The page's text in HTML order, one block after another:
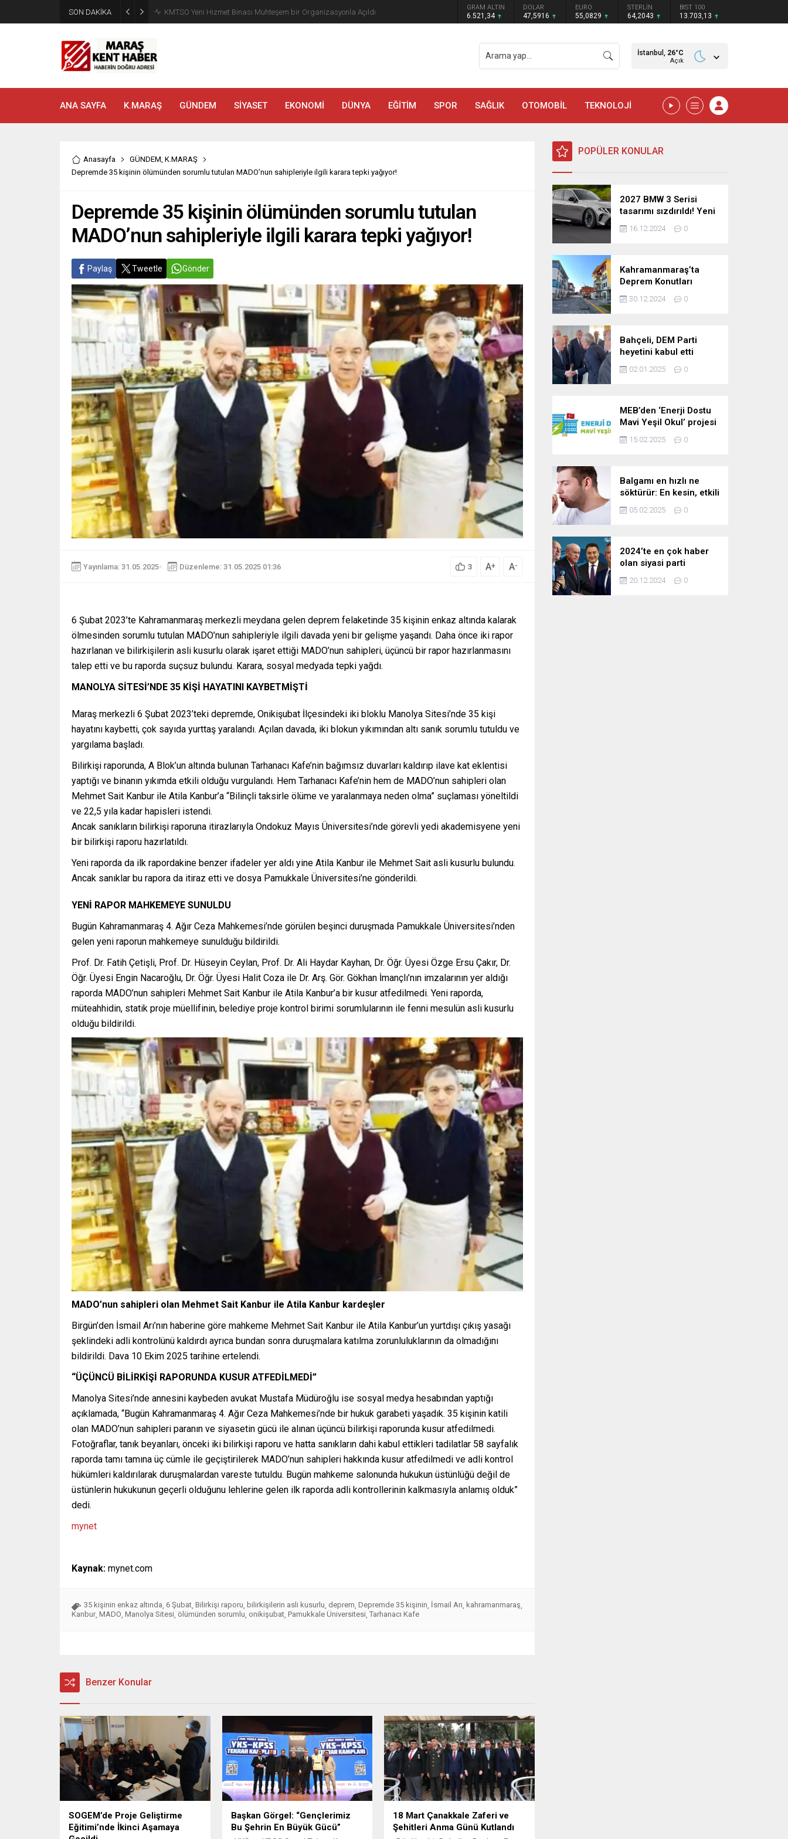
SON DAKİKA Madrigal, Perşembe Günü KAFUM’da Sahne Alacak GRAM ALTIN
6.521,34
DOLAR
47,5916
EURO
55,0829
STERLİN
64,2043
BIST 100
13.703,13
İstanbul, 26°C
Açık
ANA SAYFA K.MARAŞ GÜNDEM SİYASET EKONOMİ DÜNYA EĞİTİM SPOR SAĞLIK OTOMOBİL TEKNOLOJİ
Anasayfa GÜNDEM, K.MARAŞ
Depremde 35 kişinin ölümünden sorumlu tutulan MADO’nun sahipleriyle ilgili karara tepki yağıyor!
Depremde 35 kişinin ölümünden sorumlu tutulan
MADO’nun sahipleriyle ilgili karara tepki yağıyor!
Paylaş Tweetle Gönder
Yayınlama: 31.05.2025 Düzenleme: 31.05.2025 01:36 3 A+ A-
6 Şubat 2023’te Kahramanmaraş merkezli meydana gelen deprem felaketinde 35 kişinin enkaz altında kalarak
ölmesinden sorumlu tutulan MADO’nun sahipleriyle ilgili davada yeni bir gelişme yaşandı. Daha önce iki rapor
hazırlanan ve bilirkişilerin asli kusurlu olarak işaret ettiği MADO’nun sahipleri, üçüncü bir rapor hazırlanmasını
talep etti ve bu raporda suçsuz bulundu. Karara, sosyal medyada tepki yağdı.
MANOLYA SİTESİ’NDE 35 KİŞİ HAYATINI KAYBETMİŞTİ
Maraş merkezli 6 Şubat 2023’teki depremde, Onikişubat İlçesindeki iki bloklu Manolya Sitesi’nde 35 kişi
hayatını kaybetti, çok sayıda yurttaş yaralandı. Açılan davada, iki blokun yıkımından altı sanık sorumlu tutuldu ve
yargılama başladı.
Bilirkişi raporunda, A Blok’un altında bulunan Tarhanacı Kafe’nin bağımsız duvarları kaldırıp ilave kat eklentisi
yaptığı ve binanın yıkımda etkili olduğu vurgulandı. Hem Tarhanacı Kafe’nin hem de MADO’nun sahipleri olan
Mehmet Sait Kanbur ile Atila Kanbur’a “Bilinçli taksirle ölüme ve yaralanmaya neden olma” suçlaması yöneltildi
ve 22,5 yıla kadar hapisleri istendi.
Ancak sanıkların bilirkişi raporuna itirazlarıyla Ondokuz Mayıs Üniversitesi’nde görevli yedi akademisyene yeni
bir bilirkişi raporu hazırlatıldı.
Yeni raporda da ilk rapordakine benzer ifadeler yer aldı yine Atila Kanbur ile Mehmet Sait asli kusurlu bulundu.
Ancak sanıklar bu rapora da itiraz etti ve dosya Pamukkale Üniversitesi’ne gönderildi.
YENİ RAPOR MAHKEMEYE SUNULDU
Bugün Kahramanmaraş 4. Ağır Ceza Mahkemesi’nde görülen beşinci duruşmada Pamukkale Üniversitesi’nden
gelen yeni raporun mahkemeye sunulduğu bildirildi.
Prof. Dr. Fatih Çetişli, Prof. Dr. Hüseyin Ceylan, Prof. Dr. Ali Haydar Kayhan, Dr. Öğr. Üyesi Özge Ersu Çakır, Dr.
Öğr. Üyesi Engin Nacaroğlu, Dr. Öğr. Üyesi Halit Coza ile Dr. Arş. Gör. Gökhan İmançlı’nın imzalarının yer aldığı
raporda MADO’nun sahipleri Mehmet Sait Kanbur ile Atila Kanbur’a bir kusur atfedilmedi. Yeni raporda,
müteahhidin, statik proje müellifinin, belediye proje kontrol birimi sorumlularının ile fenni mesulün asli kusurlu
olduğu bildirildi.
MADO’nun sahipleri olan Mehmet Sait Kanbur ile Atila Kanbur kardeşler
Birgün’den İsmail Arı’nın haberine göre mahkeme Mehmet Sait Kanbur ile Atila Kanbur’un yurtdışı çıkış yasağı
şeklindeki adli kontrolünü kaldırdı ayrıca bundan sonra duruşmalara katılma zorunluluklarının da olmadığını
bildirildi. Dava 10 Ekim 2025 tarihine ertelendi.
“ÜÇÜNCÜ BİLİRKİŞİ RAPORUNDA KUSUR ATFEDİLMEDİ”
Manolya Sitesi’nde annesini kaybeden avukat Mustafa Müdüroğlu ise sosyal medya hesabından yaptığı
açıklamada, “Bugün Kahramanmaraş 4. Ağır Ceza Mahkemesi’nde bir hukuk garabeti yaşadık. 35 kişinin katili
olan MADO’nun sahipleri paranın ve siyasetin gücü ile alınan üçüncü bilirkişi raporunda kusur atfedilmedi.
Fotoğraflar, tanık beyanları, önceki iki bilirkişi raporu ve hatta sanıkların dahi kabul ettikleri tadilatlar 58 sayfalık
raporda tamı tamına üç cümle ile geçiştirilerek MADO’nun sahipleri hakkında kusur atfedilmedi ve adli kontrol
hükümleri kaldırılarak duruşmalardan vareste tutuldu. Bugün mahkeme salonunda hukukun üstünlüğü değil de
üstünlerin hukukunun geçerli olduğunu lehlerine gelen ilk raporda adli kontrollerinin kalkmasıyla anlamış olduk”
dedi.
mynet
Kaynak: mynet.com
35 kişinin enkaz altında, 6 Şubat, Bilirkişi raporu, bilirkişilerin asli kusurlu, deprem, Depremde 35 kişinin, İsmail Arı, kahramanmaraş,
Kanbur, MADO, Manolya Sitesi, ölümünden sorumlu, onikişubat, Pamukkale Üniversitesi, Tarhanacı Kafe
Benzer Konular
SOGEM’de Proje Geliştirme
Eğitimi’nde İkinci Aşamaya
Başkan Görgel: “Gençlerimiz
Bu Şehrin En Büyük Gücü”
18 Mart Çanakkale Zaferi ve
Şehitleri Anma Günü Kutlandı
POPÜLER KONULAR
2027 BMW 3 Serisi
tasarımı sızdırıldı! Yeni
nesil sedan’dan
şaşırtıcı yenilikler!
16.12.2024 0
Kahramanmaraş’ta
Deprem Konutları
2025’te Teslim Edilecek
30.12.2024 0
Bahçeli, DEM Parti
heyetini kabul etti
02.01.2025 0
MEB’den ‘Enerji Dostu
Mavi Yeşil Okul’ projesi
15.02.2025 0
Balgamı en hızlı ne
söktürür: En kesin, etkili
ve çabuk balgam
söktürücü kür!
05.02.2025 0
2024’te en çok haber
olan siyasi parti
liderleri! Zirvedeki isim
fark attı
20.12.2024 0